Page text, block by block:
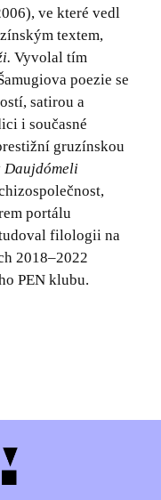
ve které vedl
textem,
Vyvolal tím
poezie se
satirou a
i současné
gruzínskou
Daujdómeli
portálu
filologii na
2018–2022
PEN klubu.